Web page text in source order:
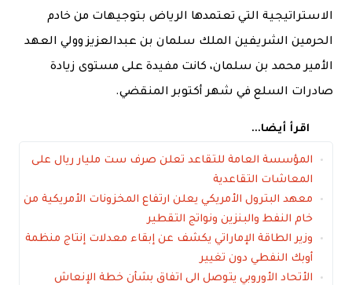
الاستراتيجية التي تعتمدها الرياض بتوجيهات من خادم
الحرمين الشريفين الملك سلمان بن عبدالعزيز وولي العهد
الأمير محمد بن سلمان، كانت مفيدة على مستوى زيادة
صادرات السلع في شهر أكتوبر المنقضي.
اقرأ أيضا...
المؤسسة العامة للتقاعد تعلن صرف ست مليار ريال على
المعاشات التقاعدية
معهد البترول الأمريكي يعلن ارتفاع المخزونات الأمريكية من
خام النفط والبنزين ونواتج التقطير
وزير الطاقة الإماراتي يكشف عن إبقاء معدلات إنتاج منظمة
أوبك النفطي دون تغيير
الأتحاد الأوروبي يتوصل الى اتفاق بشأن خطة الإنعاش